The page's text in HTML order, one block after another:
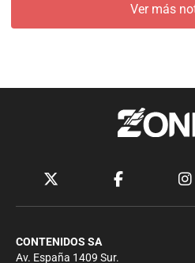
Ver más
CONTENIDOS SA
Av. España 1409 Sur.